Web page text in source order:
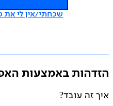
שכחתי/אין לי את
באמצעות
זה עובד?